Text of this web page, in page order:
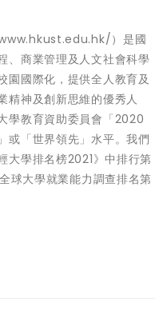
）是國
、商業管理及人文社會科學
園國際化，提供全人教育及
精神及創新思維的優秀人
學教育資助委員會「2020
或「世界領先」水平。我們
大學排名榜2021》中排行第
球大學就業能力調查排名第